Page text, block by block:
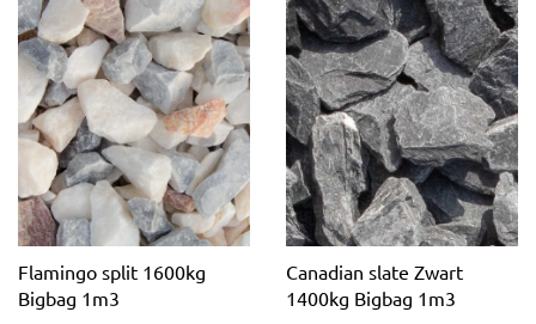
Flamingo split 1600kg
Bigbag 1m3
Canadian slate Zwart
1400kg Bigbag 1m3